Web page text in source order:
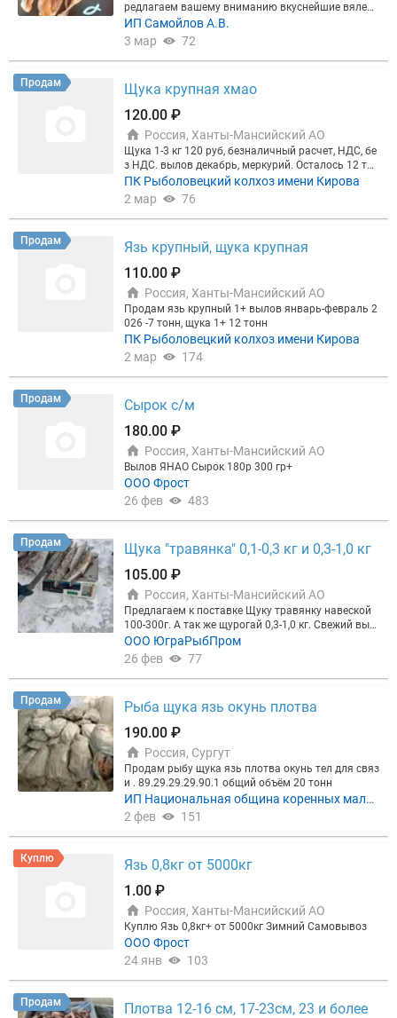
редлагаем вашему вниманию вкуснейшие вялен
ые стейки из свежей щуки. Это идеальный продук
т для тех, кто любит натуральную рыбу с насыще
нным вкусом и ароматом. ▌ Почему наши стейк
и? - ? Свежесть: Используем свежую щуку, выловл
з искусственных добавок и консервантов. - ? Идеа
льное сочетание вкуса и пользы: Щука богата бе
лком и полезными микроэлементами. ▌ Цена и д
оставка: - Стоимость: 950 руб\кг. - Возможна отпр
авка почтой по всей России. ? Для заказа звонит
е: Приятного аппетита и здоровья вам и вашим б
лизким!
ИП Самойлов А.В.
3 мар
72
Продам
Щука крупная хмао
120.00 ₽
Россия, Ханты-Мансийский АО
Щука 1-3 кг 120 руб, безналичный расчет, НДС, бе
з НДС. вылов декабрь, меркурий. Осталось 12 тон
н. щука 400-1000 гр брикет 70 руб. Плотва ворох
3 тонны 80 руб. На весь объем скидка.
ПК Рыболовецкий колхоз имени Кирова
2 мар
76
Продам
Язь крупный, щука крупная
110.00 ₽
Россия, Ханты-Мансийский АО
Продам язь крупный 1+ вылов январь-февраль 2
026 -7 тонн, щука 1+ 12 тонн
ПК Рыболовецкий колхоз имени Кирова
2 мар
174
Продам
Сырок с/м
180.00 ₽
Россия, Ханты-Мансийский АО
Вылов ЯНАО Сырок 180р 300 гр+
ООО Фрост
26 фев
483
Продам
Щука "травянка" 0,1-0,3 кг и 0,3-1,0 кг
105.00 ₽
Россия, Ханты-Мансийский АО
Предлагаем к поставке Щуку травянку навеской
100-300г. А так же щурогай 0,3-1,0 кг. Свежий выл
ов, полный пакет документов. Так же в наличии в
есь ассортимент речной северной рыбы: Язь, пло
тва, лещ, сырок. Прайс в профиле компании. По н
аличию уточняйте по телефону или в любом удоб
чту и телефон.
ООО ЮграРыбПром
26 фев
77
Продам
Рыба щука язь окунь плотва
190.00 ₽
Россия, Сургут
Продам рыбу щука язь плотва окунь тел для связ
и . 89.29.29.29.90.1 общий объём 20 тонн
ИП Национальная община коренных мало
численных народов РФ "Мувенглор"
2 фев 151
Куплю
Язь 0,8кг от 5000кг
1.00 ₽
Россия, Ханты-Мансийский АО
Куплю Язь 0,8кг+ от 5000кг Зимний Самовывоз
ООО Фрост
24 янв
103
Продам
Плотва 12-16 см, 17-23см, 23 и более